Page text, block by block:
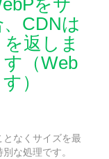
をサ
CDNは
返しま
（Web
）
なくサイズを最
な処理です。